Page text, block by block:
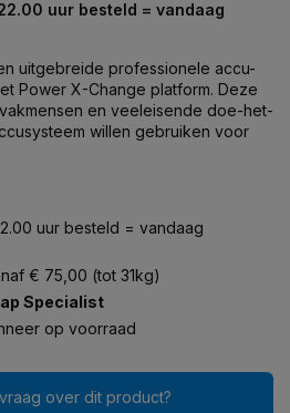
uur besteld = vandaag
uitgebreide professionele accu-
Power X-Change platform. Deze
en veeleisende doe-het-
willen gebruiken voor
uur besteld = vandaag
€ 75,00 (tot 31kg)
Specialist
op voorraad
over dit product?